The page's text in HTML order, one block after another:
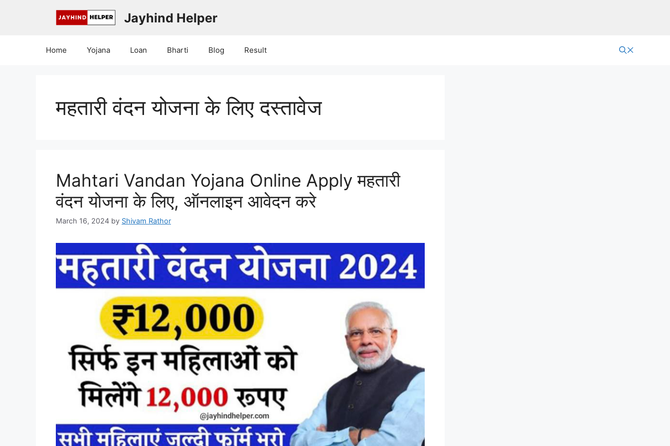
Jayhind Helper
Home Yojana Loan Bharti Blog Result
महतारी वंदन योजना के लिए दस्तावेज
Mahtari Vandan Yojana Online Apply महतारी
वंदन योजना के लिए, ऑनलाइन आवेदन करे
March 16, 2024 by Shivam Rathor